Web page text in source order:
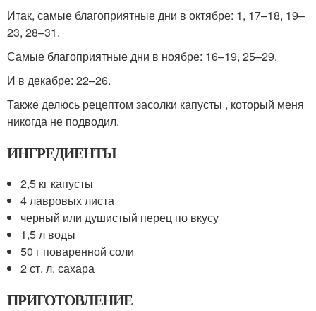
Итак, самые благоприятные дни в октябре: 1, 17–18, 19–
23, 28–31.
Самые благоприятные дни в ноябре: 16–19, 25–29.
И в декабре: 22–26.
Также делюсь рецептом засолки капусты , который меня
никогда не подводил.
ИНГРЕДИЕНТЫ
2,5 кг капусты
4 лавровых листа
черный или душистый перец по вкусу
1,5 л воды
50 г поваренной соли
2 ст. л. сахара
ПРИГОТОВЛЕНИЕ